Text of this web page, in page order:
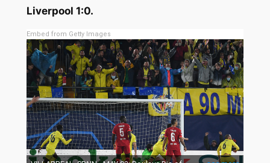
Liverpool 1:0.
Embed from Getty Images